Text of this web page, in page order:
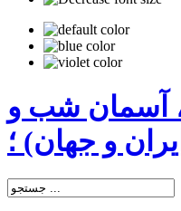
آسمان شب و
و جهان) ؛